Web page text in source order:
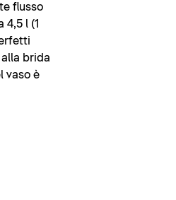
flusso
l (1
brida
vaso è